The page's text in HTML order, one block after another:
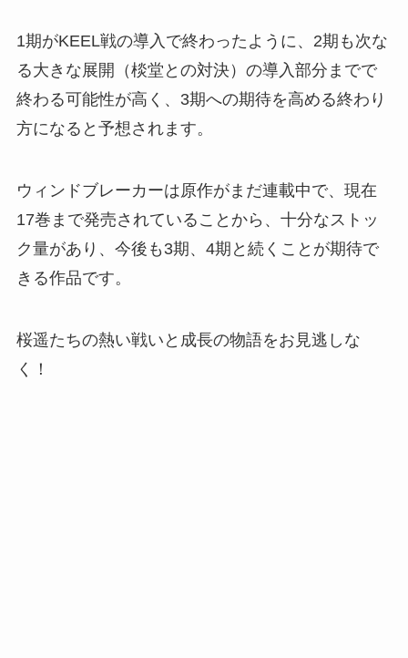
1期がKEEL戦の導入で終わったように、2期も次な
る大きな展開（棪堂との対決）の導入部分までで
終わる可能性が高く、3期への期待を高める終わり
方になると予想されます。
ウィンドブレーカーは原作がまだ連載中で、現在
17巻まで発売されていることから、十分なストッ
ク量があり、今後も3期、4期と続くことが期待で
きる作品です。
桜遥たちの熱い戦いと成長の物語をお見逃しな
く！